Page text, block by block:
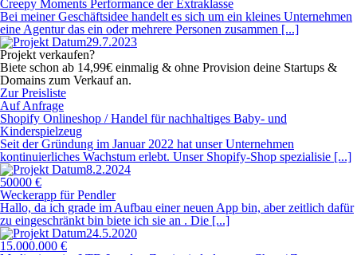
Creepy Moments Performance der Extraklasse
Bei meiner Geschäftsidee handelt es sich um ein kleines Unternehmen
eine Agentur das ein oder mehrere Personen zusammen [...]
29.7.2023
Projekt verkaufen?
Biete schon ab 14,99€ einmalig & ohne Provision deine Startups &
Domains zum Verkauf an.
Zur Preisliste
Auf Anfrage
Shopify Onlineshop / Handel für nachhaltiges Baby- und
Kinderspielzeug
Seit der Gründung im Januar 2022 hat unser Unternehmen
kontinuierliches Wachstum erlebt. Unser Shopify-Shop spezialisie [...]
8.2.2024
50000 €
Weckerapp für Pendler
Hallo, da ich grade im Aufbau einer neuen App bin, aber zeitlich dafür
zu eingeschränkt bin biete ich sie an . Die [...]
24.5.2020
15.000.000 €